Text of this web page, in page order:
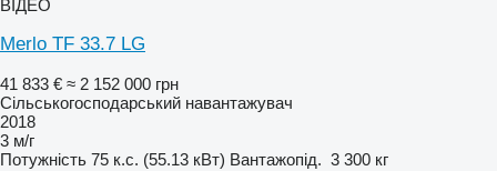
ВІДЕО
Merlo TF 33.7 LG
41 833 € ≈ 2 152 000 грн
Сільськогосподарський навантажувач
2018
3 м/г
Потужність 75 к.с. (55.13 кВт) Вантажопід. 3 300 кг